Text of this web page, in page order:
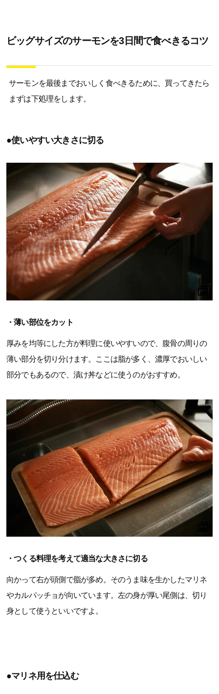
ビッグサイズのサーモンを3日間で食べきるコツ
サーモンを最後までおいしく食べきるために、買ってきたら
まずは下処理をします。
●使いやすい大きさに切る
・薄い部位をカット
厚みを均等にした方が料理に使いやすいので、腹骨の周りの
薄い部分を切り分けます。ここは脂が多く、濃厚でおいしい
部分でもあるので、漬け丼などに使うのがおすすめ。
・つくる料理を考えて適当な大きさに切る
向かって右が頭側で脂が多め。そのうま味を生かしたマリネ
やカルパッチョが向いています。左の身が厚い尾側は、切り
身として使うといいですよ。
●マリネ用を仕込む